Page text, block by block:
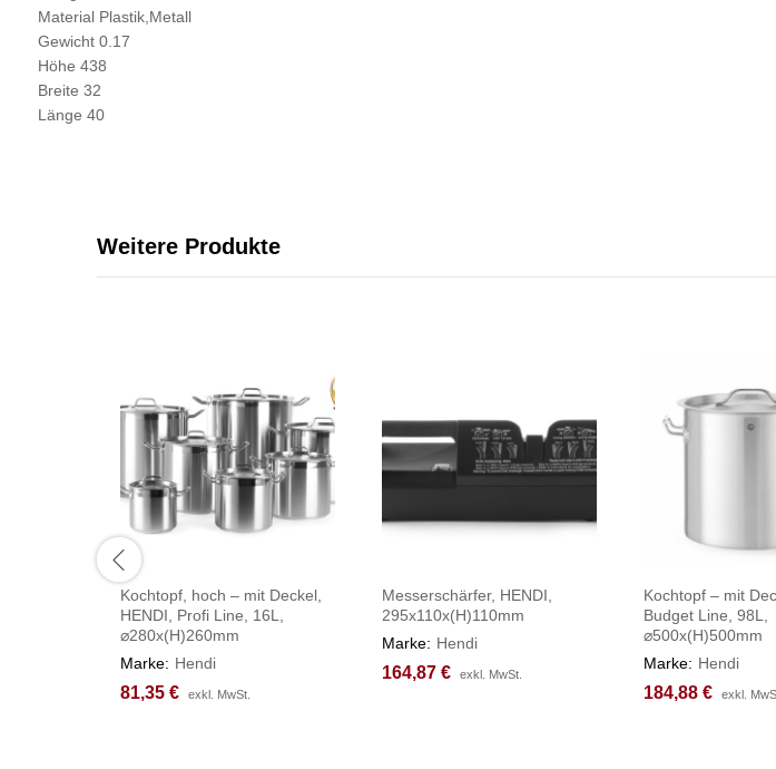
Material Plastik,Metall
Gewicht 0.17
Höhe 438
Breite 32
Länge 40
Weitere Produkte
Kochtopf, hoch – mit Deckel,
HENDI, Profi Line, 16L,
⌀280x(H)260mm
Marke: Hendi
81,35 € exkl. MwSt.
81,35 € exkl. MwSt.
Messerschärfer, HENDI,
295x110x(H)110mm
Marke: Hendi
164,87 € exkl. MwSt.
164,87 € exkl. MwSt.
Kochtopf – mit
Budget Line, 98L,
⌀500x(H)500mm
Marke: Hendi
184,88 € exkl.
184,88 € exkl.